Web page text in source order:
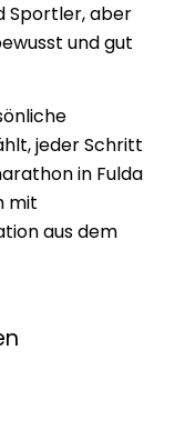
Sportler, aber
und gut
jeder Schritt
in Fulda
mit
aus dem